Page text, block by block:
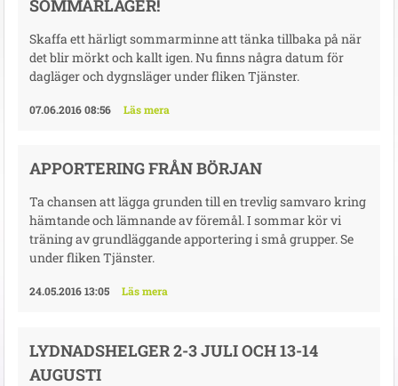
SOMMARLÄGER!
Skaffa ett härligt sommarminne att tänka tillbaka på när
det blir mörkt och kallt igen. Nu finns några datum för
dagläger och dygnsläger under fliken Tjänster.
07.06.2016 08:56 Läs mera
APPORTERING FRÅN BÖRJAN
Ta chansen att lägga grunden till en trevlig samvaro kring
hämtande och lämnande av föremål. I sommar kör vi
träning av grundläggande apportering i små grupper. Se
under fliken Tjänster.
24.05.2016 13:05 Läs mera
LYDNADSHELGER 2-3 JULI OCH 13-14
AUGUSTI